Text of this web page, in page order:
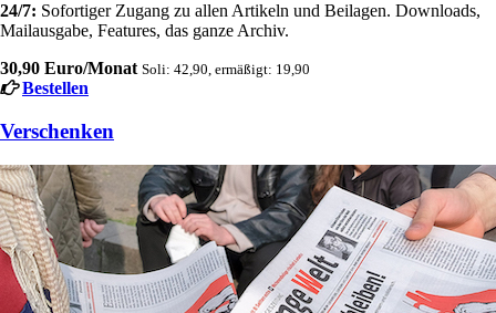
24/7: Sofortiger Zugang zu allen Artikeln und Beilagen. Downloads,
Mailausgabe, Features, das ganze Archiv.
30,90 Euro/Monat Soli: 42,90, ermäßigt: 19,90
Bestellen
Verschenken